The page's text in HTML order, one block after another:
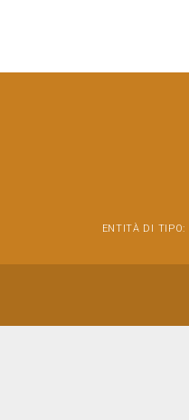
ENTITÀ DI TIPO: